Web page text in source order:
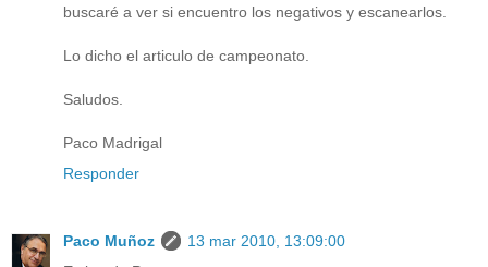
buscaré a ver si encuentro los negativos y escanearlos.
Lo dicho el articulo de campeonato.
Saludos.
Paco Madrigal
Responder
Paco Muñoz
13 mar 2010, 13:09:00